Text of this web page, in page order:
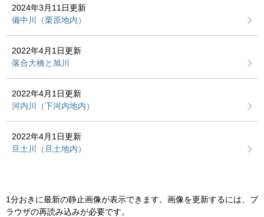
2024年3月11日更新
備中川（栗原地内）
2022年4月1日更新
落合大橋と旭川
2022年4月1日更新
河内川（下河内地内）
2022年4月1日更新
旦土川（旦土地内）
1分おきに最新の静止画像が表示できます。画像を更新するには、ブ
ラウザの再読み込みが必要です。